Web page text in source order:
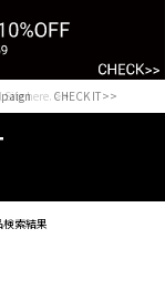
here. >>CHECK IT>>
検索結果